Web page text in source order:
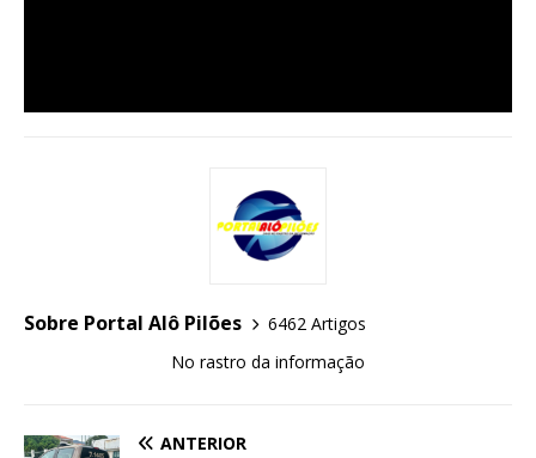
Sobre Portal Alô Pilões
6462 Artigos
No rastro da informação
ANTERIOR